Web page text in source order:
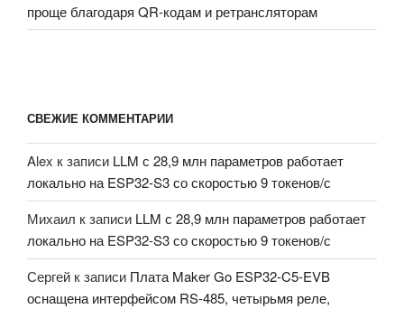
проще благодаря QR-кодам и ретрансляторам
СВЕЖИЕ КОММЕНТАРИИ
Alex к записи LLM с 28,9 млн параметров работает
локально на ESP32-S3 со скоростью 9 токенов/с
Михаил к записи LLM с 28,9 млн параметров работает
локально на ESP32-S3 со скоростью 9 токенов/с
Сергей к записи Плата Maker Go ESP32-C5-EVB
оснащена интерфейсом RS-485, четырьмя реле,